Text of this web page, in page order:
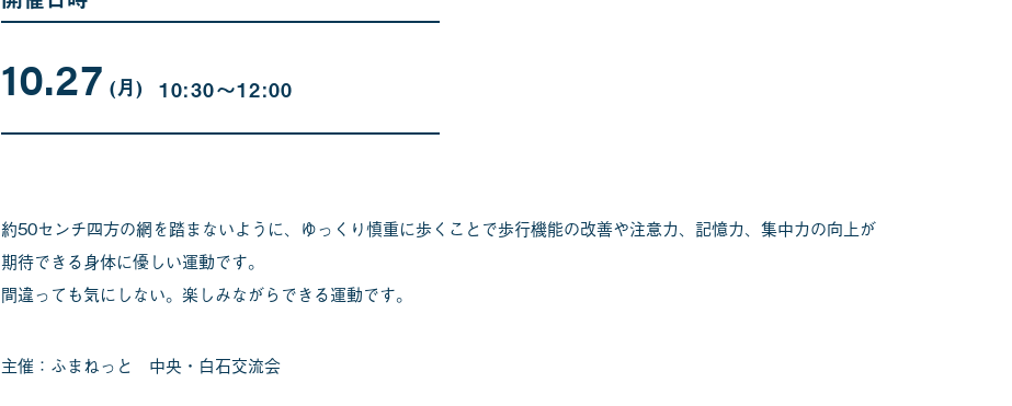
10.27 月
27
日
(月日
) 10:30〜12:00
約50センチ四方の網を踏まないように、ゆっくり慎重に歩くことで歩行機能の改善や注意力、記憶力、集中力の向上が
期待できる身体に優しい運動です。
間違っても気にしない。楽しみながらできる運動です。
主催：ふまねっと 中央・白石交流会